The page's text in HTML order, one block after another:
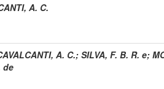
A. C.
A. C.; SILVA, F. B. R. e;
de